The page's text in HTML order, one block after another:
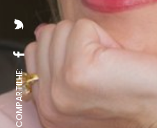
COMPARTILHE: